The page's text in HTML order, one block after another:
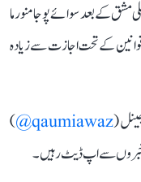
مشق کے بعد سوائے پوجا منورما
کے تحت اجازت سے زیادہ
(
qaumiawaz@
)
خبروں سے اپ ڈیٹ رہیں۔